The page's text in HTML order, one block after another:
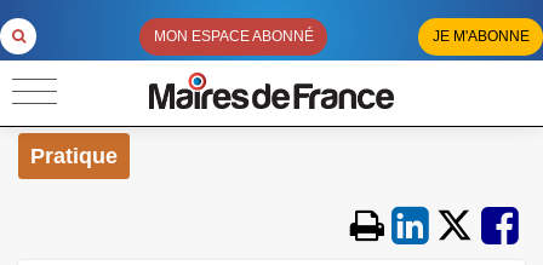
MON ESPACE ABONNÉ JE M'ABONNE
Pratique